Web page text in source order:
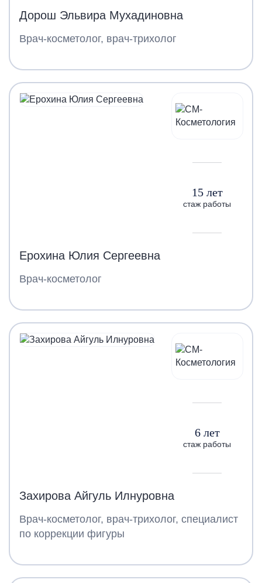
Дорош Эльвира Мухадиновна
Врач-косметолог, врач-трихолог
15 лет
стаж работы
Ерохина Юлия Сергеевна
Врач-косметолог
6 лет
стаж работы
Захирова Айгуль Илнуровна
Врач-косметолог, врач-трихолог, специалист
по коррекции фигуры